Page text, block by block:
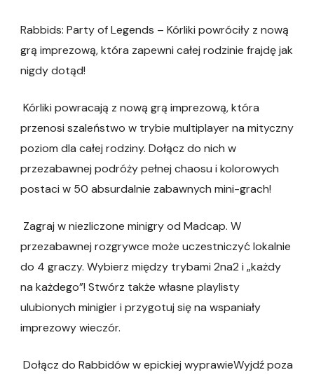
Rabbids: Party of Legends – Kórliki powróciły z nową
grą imprezową, która zapewni całej rodzinie frajdę jak
nigdy dotąd!
Kórliki powracają z nową grą imprezową, która
przenosi szaleństwo w trybie multiplayer na mityczny
poziom dla całej rodziny. Dołącz do nich w
przezabawnej podróży pełnej chaosu i kolorowych
postaci w 50 absurdalnie zabawnych mini-grach!
Zagraj w niezliczone minigry od Madcap. W
przezabawnej rozgrywce może uczestniczyć lokalnie
do 4 graczy. Wybierz między trybami 2na2 i „każdy
na każdego”! Stwórz także własne playlisty
ulubionych minigier i przygotuj się na wspaniały
imprezowy wieczór.
Dołącz do Rabbidów w epickiej wyprawieWyjdź poza